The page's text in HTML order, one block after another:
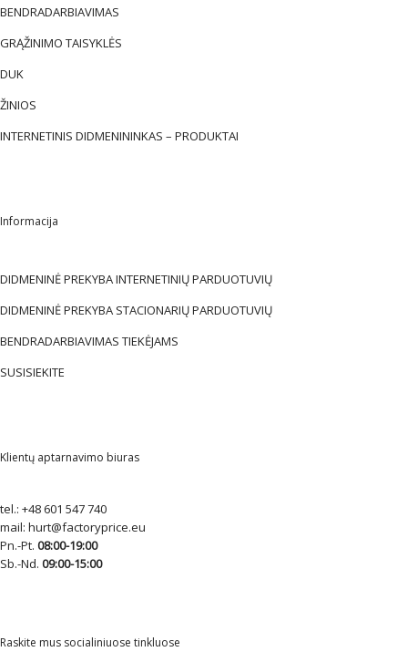
BENDRADARBIAVIMAS
GRĄŽINIMO TAISYKLĖS
DUK
ŽINIOS
INTERNETINIS DIDMENININKAS – PRODUKTAI
Informacija
DIDMENINĖ PREKYBA INTERNETINIŲ PARDUOTUVIŲ
DIDMENINĖ PREKYBA STACIONARIŲ PARDUOTUVIŲ
BENDRADARBIAVIMAS TIEKĖJAMS
SUSISIEKITE
Klientų aptarnavimo biuras
tel.: +48 601 547 740
mail: hurt@factoryprice.eu
Pn.-Pt. 08:00-19:00
Sb.-Nd. 09:00-15:00
Raskite mus socialiniuose tinkluose